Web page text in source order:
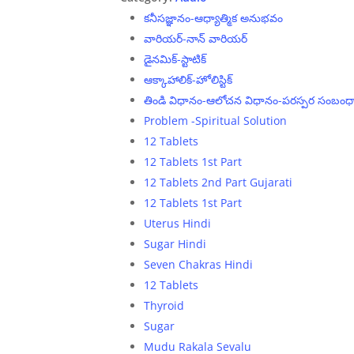
కనీసజ్ఞానం-ఆధ్యాత్మిక అనుభవం
వారియర్-నాన్ వారియర్
డైనమిక్-స్టాటిక్
ఆక్కాహాలిక్-హోలిస్టిక్
తిండి విధానం-ఆలోచన విధానం-పరస్పర
Problem -Spiritual Solution
12 Tablets
12 Tablets 1st Part
12 Tablets 2nd Part Gujarati
12 Tablets 1st Part
Uterus Hindi
Sugar Hindi
Seven Chakras Hindi
12 Tablets
Thyroid
Sugar
Mudu Rakala Sevalu